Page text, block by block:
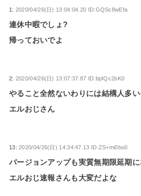
1: 2020/04/26(日) 13:04:04.20 ID:GQSc8wEfa
連休中暇でしょ?
帰っておいでよ
2: 2020/04/26(日) 13:07:37.87 ID:bpIQc2bK0
やること全然ないわりには結構人多
エルおじさん
13:2020/04/26(日) 14:34:47.13 ID:ZS+mi0bu0
バージョンアップも実質無期限延期
エルおじ速報さんも大変だよな